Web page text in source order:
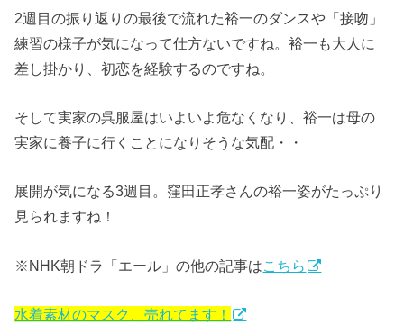
2週目の振り返りの最後で流れた裕一のダンスや「接吻」
練習の様子が気になって仕方ないですね。裕一も大人に
差し掛かり、初恋を経験するのですね。
そして実家の呉服屋はいよいよ危なくなり、裕一は母の
実家に養子に行くことになりそうな気配・・
展開が気になる3週目。窪田正孝さんの裕一姿がたっぷり
見られますね！
※NHK朝ドラ「エール」の他の記事はこちら
水着素材のマスク、売れてます！